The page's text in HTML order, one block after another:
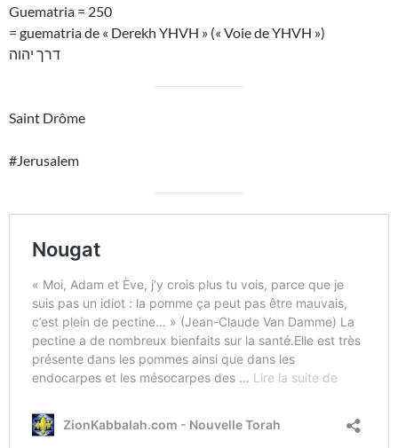
Guematria = 250
= guematria de « Derekh YHVH » (« Voie de YHVH »)
דרך יהוה
Saint Drôme
#Jerusalem